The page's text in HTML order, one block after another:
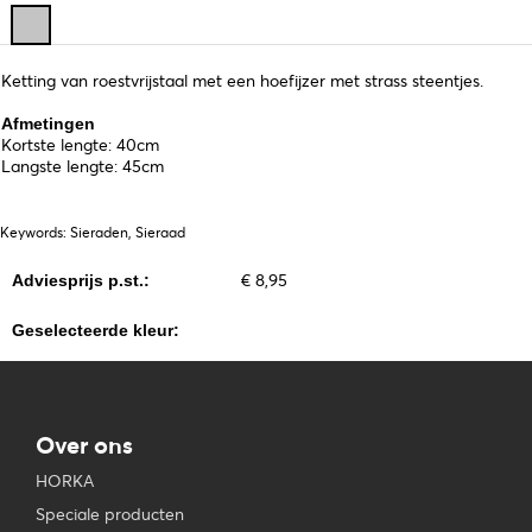
Ketting van roestvrijstaal met een hoefijzer met strass steentjes.
Afmetingen
Kortste lengte: 40cm
Langste lengte: 45cm
Keywords: Sieraden, Sieraad
Adviesprijs p.st.: € 8,95
Geselecteerde kleur:
Over ons
HORKA
Speciale producten